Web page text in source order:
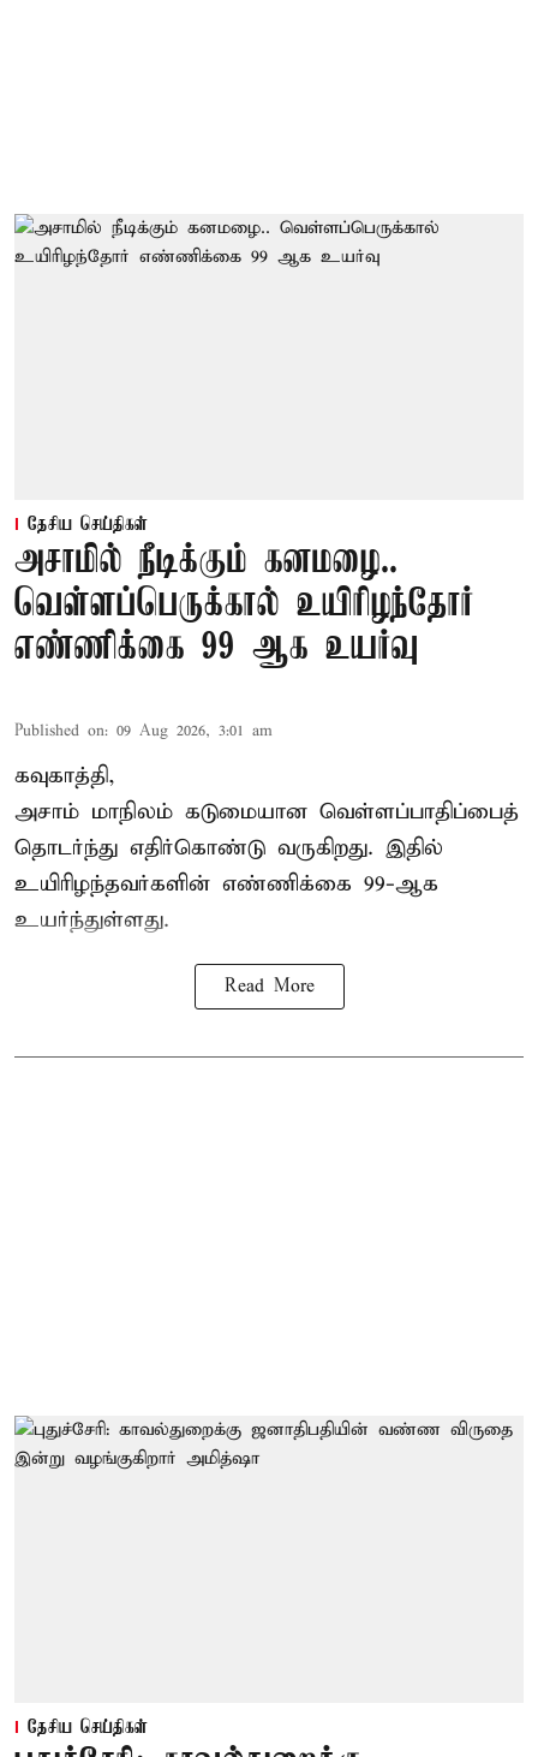
தேசிய செய்திகள்
அசாமில் நீடிக்கும் கனமழை..
வெள்ளப்பெருக்கால் உயிரிழந்தோர்
எண்ணிக்கை 99 ஆக உயர்வு
Published on: 09 Aug 2026, 3:01 am
கவுகாத்தி,
அசாம் மாநிலம் கடுமையான வெள்ளப்பாதிப்பைத்
தொடர்ந்து எதிர்கொண்டு வருகிறது. இதில்
உயிரிழந்தவர்களின் எண்ணிக்கை 99-ஆக
உயர்ந்துள்ளது.
Read More
தேசிய செய்திகள்